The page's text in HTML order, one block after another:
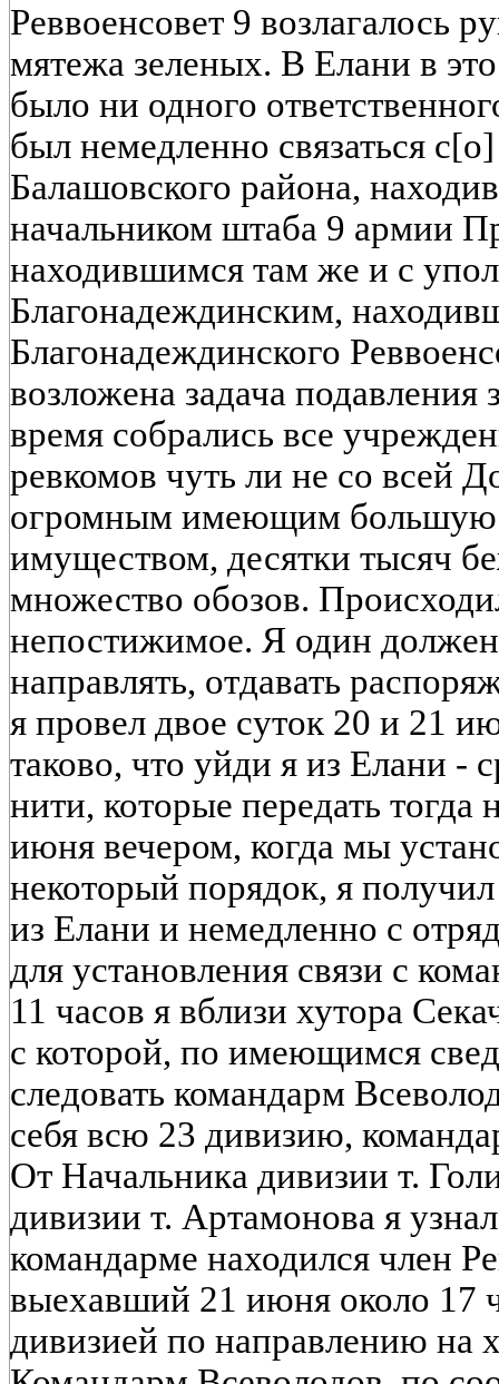
Реввоенсовет 9 возлагалось
мятежа зеленых. В Елани в
было ни одного
был немедленно связаться
Балашовского района,
начальником штаба 9 армии
находившимся там же и с
Благонадеждинским,
Благонадеждинского
возложена задача
время собрались все
ревкомов чуть ли не со всей
огромным имеющим большую
имуществом, десятки тысяч
множество обозов.
непостижимое. Я один должен
направлять, отдавать
я провел двое суток 20 и 21
таково, что уйди я из Елани -
нити, которые передать
июня вечером, когда мы
некоторый порядок, я
из Елани и немедленно с
для установления связи с
11 часов я вблизи хутора
с которой, по имеющимся
следовать командарм
себя всю 23 дивизию,
От Начальника дивизии т.
дивизии т. Артамонова я
командарме находился член
выехавший 21 июня около 17
дивизией по направлению на